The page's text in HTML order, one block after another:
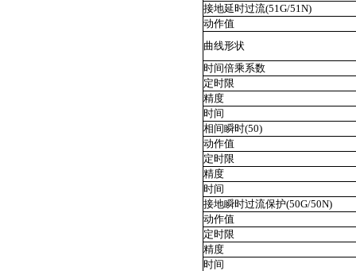
接地延时过流(51G/51N)
动作值
曲线形状
时间倍乘系数
定时限
精度
时间
相间瞬时(50)
动作值
定时限
精度
时间
接地瞬时过流保护(50G/50N)
动作值
定时限
精度
时间